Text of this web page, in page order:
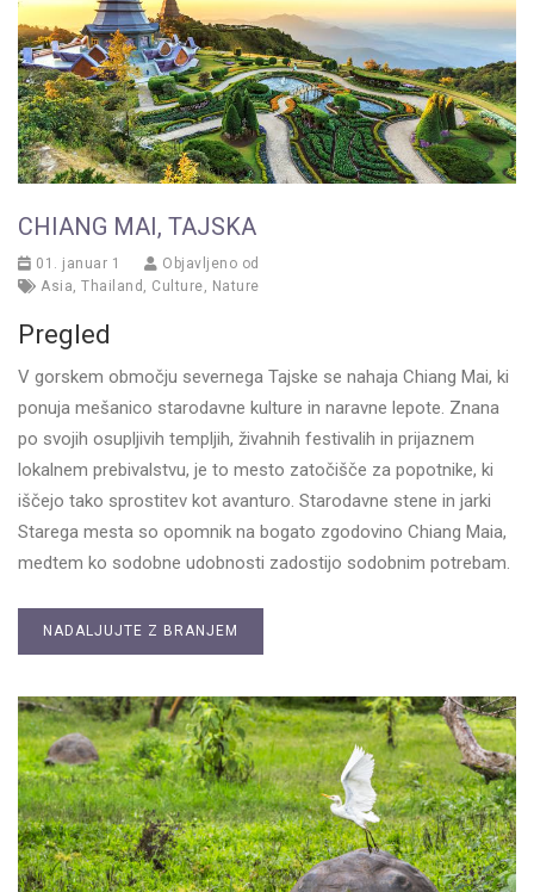
CHIANG MAI, TAJSKA
01. januar 1
Objavljeno od
Asia, Thailand , Culture, Nature
Pregled
V gorskem območju severnega Tajske se nahaja Chiang Mai, ki
ponuja mešanico starodavne kulture in naravne lepote. Znana
po svojih osupljivih templjih, živahnih festivalih in prijaznem
lokalnem prebivalstvu, je to mesto zatočišče za popotnike, ki
iščejo tako sprostitev kot avanturo. Starodavne stene in jarki
Starega mesta so opomnik na bogato zgodovino Chiang Maia,
medtem ko sodobne udobnosti zadostijo sodobnim potrebam.
NADALJUJTE Z BRANJEM